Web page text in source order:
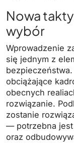
Nowa
wybór
Wprowadzenie
się jednym z
obciążające
obecnych
rozwiązanie.
zostanie
— potrzebna jest
oraz